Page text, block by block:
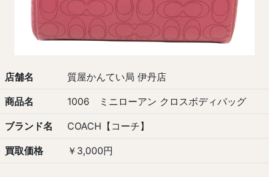
店舗名 質屋かんてい局 伊丹店
商品名 1006 ミニローアン クロスボディバッグ
ブランド名 COACH【コーチ】
買取価格 ￥3,000円